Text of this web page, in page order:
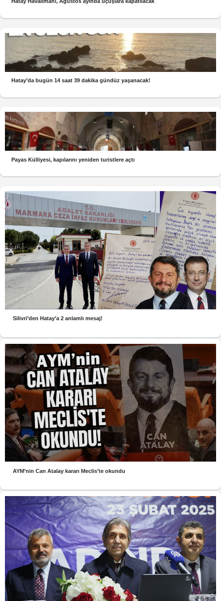
Hatay Havalimanı, Ağustos ayında uçuşlara kapatılacak
Hatay’da bugün 14 saat 39 dakika gündüz yaşanacak!
Payas Külliyesi, kapılarını yeniden turistlere açtı
Silivri’den Hatay’a 2 anlamlı mesaj!
AYM’nin Can Atalay kararı Meclis’te okundu